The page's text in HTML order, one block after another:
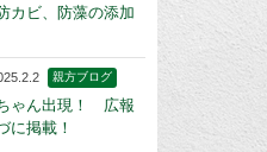
カビ、防藻の添加
親方ブログ
ゃん出現！ 広報
に掲載！